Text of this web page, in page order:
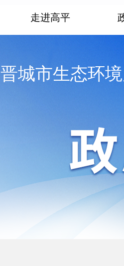
走进高平
晋城市生态环